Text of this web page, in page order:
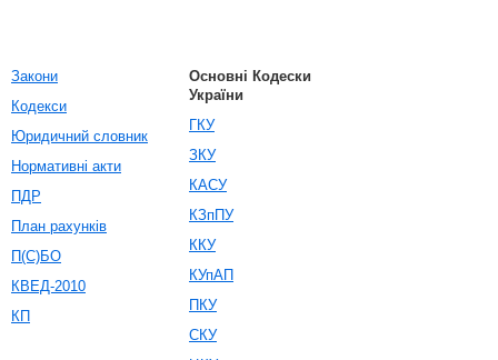
Закони
Кодекси
Юридичний словник
Нормативні акти
ПДР
План рахунків
П(С)БО
КВЕД-2010
КП
Основні Кодески
України
ГКУ
ЗКУ
КАСУ
КЗпПУ
ККУ
КУпАП
ПКУ
СКУ